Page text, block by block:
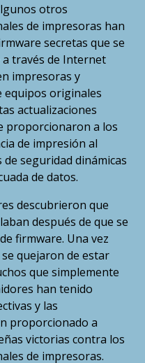
otros
de impresoras han
secretas que se
través de Internet
impresoras y
equipos originales
actualizaciones
proporcionaron a los
de impresión al
seguridad dinámicas
de datos.
descubrieron que
después de que se
firmware. Una vez
quejaron de estar
que simplemente
han tenido
y las
proporcionado a
victorias contra los
de impresoras.